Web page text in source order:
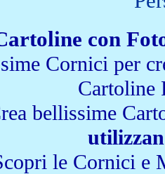
con
Cornici per
Cartoline
bellissime
le Cornici e